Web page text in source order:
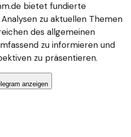
bietet fundierte
zu aktuellen Themen
des allgemeinen
zu informieren und
zu präsentieren.
anzeigen